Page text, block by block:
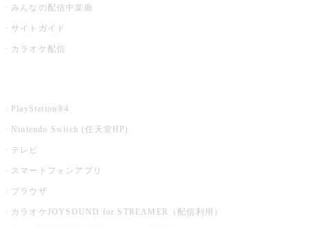
みんなの配信中楽曲
サイトガイド
カラオケ配信
PlayStation®4
Nintendo Switch (任天堂HP)
テレビ
スマートフォンアプリ
ブラウザ
カラオケJOYSOUND for STREAMER（配信利用）